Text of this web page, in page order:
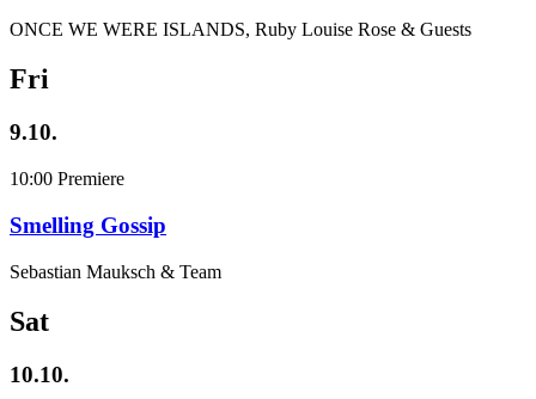
ONCE WE WERE ISLANDS, Ruby Louise Rose & Guests
Fri
9.10.
10:00 Premiere
Smelling Gossip
Sebastian Mauksch & Team
Sat
10.10.